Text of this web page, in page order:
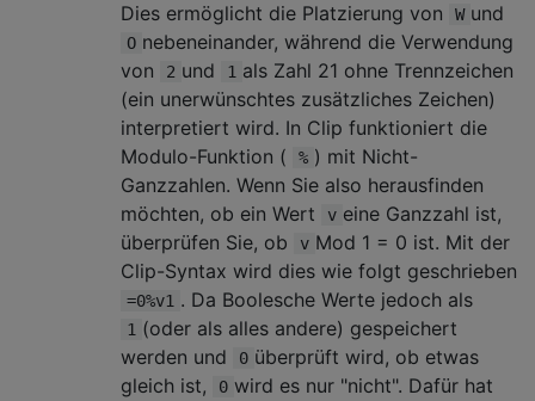
Dies ermöglicht die Platzierung von
W und
O nebeneinander, während die Verwendung
von
2 und 1 als Zahl 21 ohne Trennzeichen
(ein unerwünschtes zusätzliches Zeichen)
interpretiert wird. In Clip funktioniert die
Modulo-Funktion (
% ) mit Nicht-
Ganzzahlen. Wenn Sie also herausfinden
möchten, ob ein Wert
v eine Ganzzahl ist,
überprüfen Sie, ob
v Mod 1 = 0 ist. Mit der
Clip-Syntax wird dies wie folgt geschrieben
=0%v1 . Da Boolesche Werte jedoch als
1 (oder als alles andere) gespeichert
werden und
0 überprüft wird, ob etwas
gleich ist,
0 wird es nur "nicht". Dafür hat